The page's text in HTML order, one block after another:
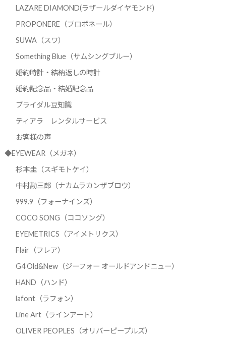
LAZARE DIAMOND(ラザールダイヤモンド)
PROPONERE（プロポネール）
SUWA（スワ）
Something Blue（サムシングブルー）
婚約時計・結納返しの時計
婚約記念品・結婚記念品
ブライダル豆知識
ティアラ レンタルサービス
お客様の声
◆EYEWEAR（メガネ）
杉本圭（スギモトケイ）
中村勘三郎（ナカムラカンザブロウ）
999.9（フォーナインズ）
COCO SONG（ココソング）
EYEMETRICS（アイメトリクス）
Flair（フレア）
G4 Old&New（ジーフォー オールドアンドニュー）
HAND（ハンド）
lafont（ラフォン）
Line Art（ラインアート）
OLIVER PEOPLES（オリバーピープルズ）